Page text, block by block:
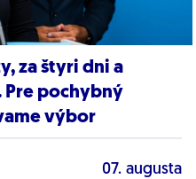
za štyri dni a
pochybný
výbor
07. augusta